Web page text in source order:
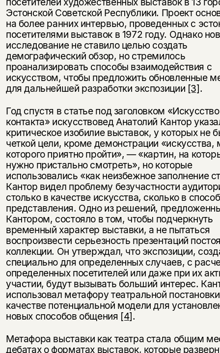
Эстонской Советской Республики. Проект
на более ранних интервью, проведенных с
посетителями выставок в 1972 году. Однако
исследование не ставило целью создать
демографический обзор, но стремилось
проанализировать способы взаимодействия с
искусством, чтобы предложить обновленные
для дальнейшей разработки экспозиции [3].
Год спустя в статье под заголовком «Искусство
контакта» искусствовед Анатолий Кантор
критическое изобилие выставок, у которых не
четкой цели, кроме демонстрации
которого приятно пройти», — «картин, на
нужно пристально смотреть», но которые
использовались «как неизбежное заполнение
Кантор видел проблему безучастности
столько в качестве искусства, сколько в
представления. Одно из решений,
Кантором, состояло в том, чтобы подчеркнуть
временный характер выставки, а не пытаться
воспроизвести серьезность презентаций
коллекции. Он утверждал, что экспозиции,
специально для определенных случаев, с
определенных посетителей или даже при их
участии, будут вызывать больший интерес.
использовал метафору театральной
качестве потенциальной модели для
новых способов общения [4].
Метафора выставки как театра стала общим
дебатах о форматах выставок, которые